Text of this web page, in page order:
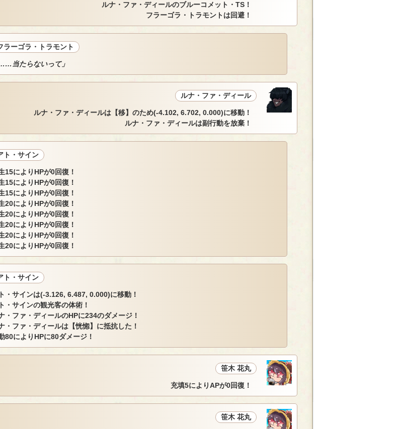
ルナ・ファ・ディールのブルーコメット・TS！
フラーゴラ・トラモントは回避！
ラーゴラ・トラモント
……当たらないって」
ルナ・ファ・ディール
ルナ・ファ・ディールは【移】のため(-4.102, 6.702, 0.000)に移動！
ルナ・ファ・ディールは副行動を放棄！
ト・サイン
15によりHPが0回復！
15によりHPが0回復！
15によりHPが0回復！
20によりHPが0回復！
20によりHPが0回復！
20によりHPが0回復！
20によりHPが0回復！
20によりHPが0回復！
ト・サイン
・サインは(-3.126, 6.487, 0.000)に移動！
・サインの観光客の体術！
・ファ・ディールのHPに234のダメージ！
・ファ・ディールは【恍惚】に抵抗した！
80によりHPに80ダメージ！
笹木 花丸
充填5によりAPが0回復！
笹木 花丸